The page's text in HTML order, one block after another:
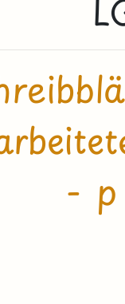
- p